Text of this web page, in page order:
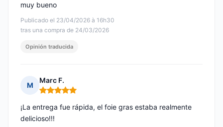
Publicado el 23/04/2026 à 16h30
tras una compra de 24/03/2026
muy bueno
Opinión traducida
M
Marc F.
Nota: 5 de 5
¡La entrega fue rápida, el foie gras estaba realmente
delicioso!!!